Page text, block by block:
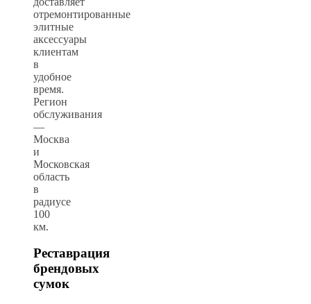
отремонтированные
элитные
аксессуары
клиентам
в
удобное
время.
Регион
обслуживания
—
Москва
и
Московская
область
в
радиусе
100
км.
Реставрация
брендовых
сумок